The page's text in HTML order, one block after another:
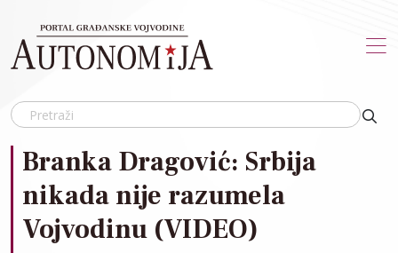
Branka Dragović: Srbija
nikada nije razumela
Vojvodinu (VIDEO)